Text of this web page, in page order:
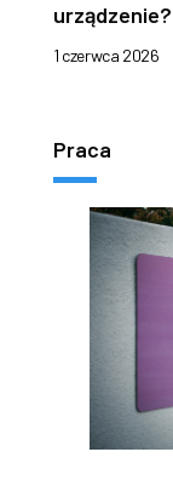
urządzenie?
1 czerwca 2026
Praca